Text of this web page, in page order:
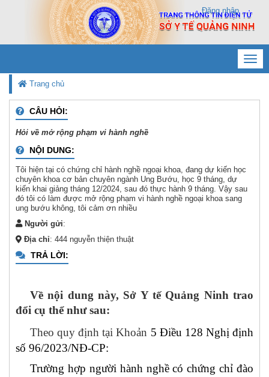
Đăng nhập
Trang chủ
CÂU HỎI:
Hỏi về mở rộng phạm vi hành nghề
NỘI DUNG:
Tôi hiện tại có chứng chỉ hành nghề ngoại khoa, đang dự kiến học
chuyên khoa cơ bản chuyên ngành Ung Bướu, học 9 tháng, dự
kiến khai giảng tháng 12/2024, sau đó thực hành 9 tháng. Vậy sau
đó tôi có làm được mở rộng phạm vi hành nghề ngoại khoa sang
ung bướu không, tôi cảm ơn nhiều
Người gửi:
Địa chỉ: 444 nguyễn thiện thuật
TRẢ LỜI:
Về nội dung này, Sở Y tế Quảng Ninh trao
đổi cụ thể như sau:
Theo quy định tại Khoản 5 Điều 128 Nghị định
số 96/2023/NĐ-CP:
Trường hợp người hành nghề có chứng chỉ đào